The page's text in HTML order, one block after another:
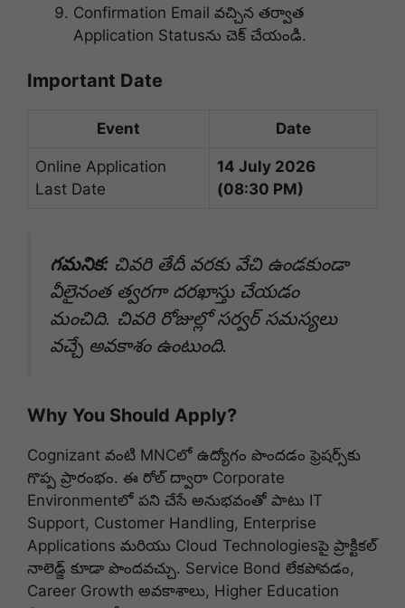
Confirmation Email వచ్చిన తర్వాత
Application Status‌ను చెక్ చేయండి.
Important Date
Event Date
Online Application
Last Date
14 July 2026
(08:30 PM)
గమనిక: చివరి తేదీ వరకు వేచి ఉండకుండా
వీలైనంత త్వరగా దరఖాస్తు చేయడం
మంచిది. చివరి రోజుల్లో సర్వర్ సమస్యలు
వచ్చే అవకాశం ఉంటుంది.
Why You Should Apply?
Cognizant వంటి MNCలో ఉద్యోగం పొందడం ఫ్రెషర్స్‌కు
గొప్ప ప్రారంభం. ఈ రోల్ ద్వారా Corporate
Environment‌లో పని చేసే అనుభవంతో పాటు IT
Support, Customer Handling, Enterprise
Applications మరియు Cloud Technologies‌పై ప్రాక్టికల్
నాలెడ్జ్ కూడా పొందవచ్చు. Service Bond లేకపోవడం,
Career Growth అవకాశాలు, Higher Education